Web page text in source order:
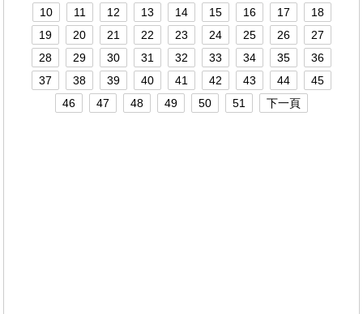
10
11 12 13 14 15 16 17
18
19
20 21 22 23 24 25 26
27
28
29 30 31 32 33 34 35
36
37
38 39 40 41 42 43 44
45
46
47 48 49 50 51 下一頁